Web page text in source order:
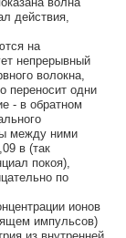
действия,
на
непрерывный
волокна,
переносит одни
- в обратном
между ними
в (так
покоя),
по
ионов
импульсов)